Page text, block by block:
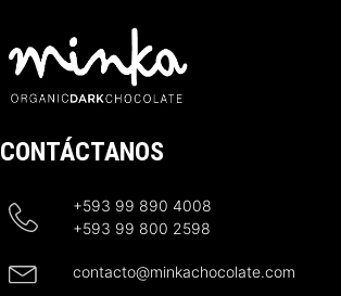
CONTÁCTANOS
+593 99 890 4008
+593 99 800 2598
contacto@minkachocolate.com